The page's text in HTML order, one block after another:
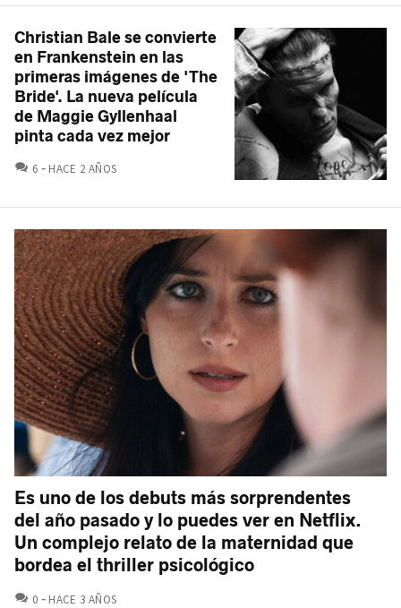
Christian Bale se convierte
en Frankenstein en las
primeras imágenes de 'The
Bride'. La nueva película
de Maggie Gyllenhaal
pinta cada vez mejor
6 COMENTARIOS
HACE 2 AÑOS
Es uno de los debuts más sorprendentes
del año pasado y lo puedes ver en Netflix.
Un complejo relato de la maternidad que
bordea el thriller psicológico
0 COMENTARIOS
HACE 3 AÑOS